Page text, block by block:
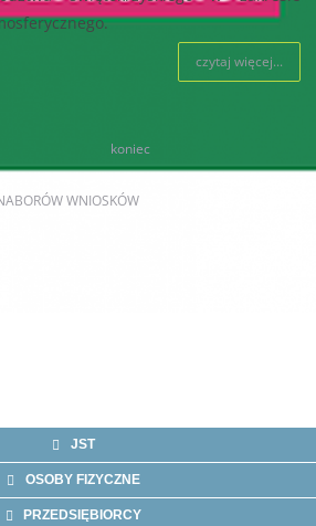
czytaj więcej...
koniec
WNIOSKÓW
JST
OSOBY FIZYCZNE
PRZEDSIĘBIORCY